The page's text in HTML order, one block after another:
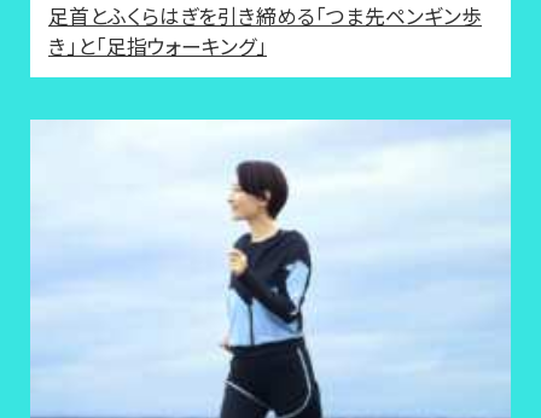
足首とふくらはぎを引き締める「つま先ペンギン歩
き」と「足指ウォーキング」